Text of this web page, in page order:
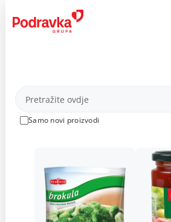
content
Proizvodi
Samo novi proizvodi